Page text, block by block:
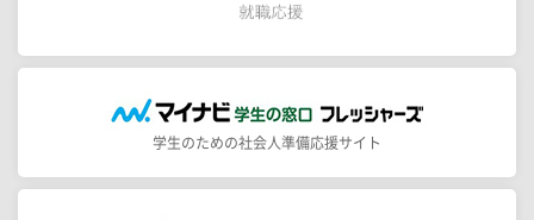
学生のための社会人準備応援サイト